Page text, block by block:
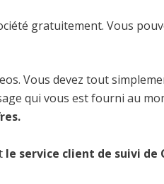
gratuitement. Vous
Vous devez tout
qui vous est fourni au
le service client de suivi de